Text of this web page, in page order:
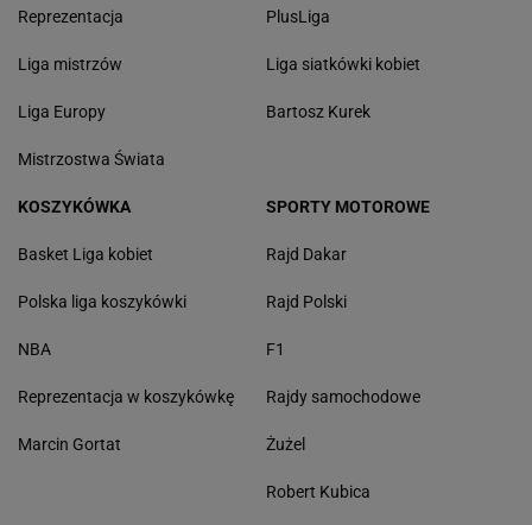
Reprezentacja
Liga mistrzów
Liga Europy
Mistrzostwa Świata
PlusLiga
Liga siatkówki kobiet
Bartosz Kurek
KOSZYKÓWKA
Basket Liga kobiet
Polska liga koszykówki
NBA
Reprezentacja w koszykówkę
Marcin Gortat
SPORTY MOTOROWE
Rajd Dakar
Rajd Polski
F1
Rajdy samochodowe
Żużel
Robert Kubica